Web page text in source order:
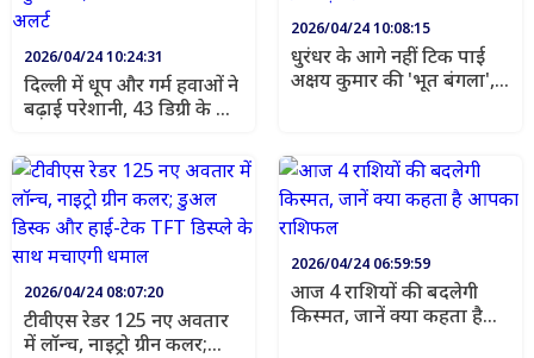
2026/04/24 10:24:31
दिल्ली में धूप और गर्म हवाओं ने
बढ़ाई परेशानी, 43 डिग्री के पार
किया अलर्ट
2026/04/24 10:08:15
धुरंधर के आगे नहीं टिक पाई
अक्षय कुमार की 'भूत बंगला',
2026/04/24 08:07:20
टीवीएस रेडर 125 नए अवतार
में लॉन्च, नाइट्रो ग्रीन कलर;
2026/04/24 06:59:59
आज 4 राशियों की बदलेगी
किस्मत, जानें क्या कहता है